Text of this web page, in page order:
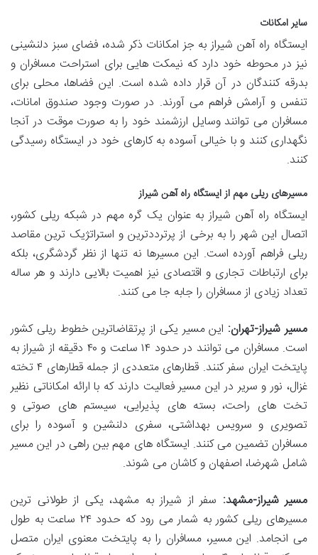
سایر امکانات
ایستگاه راه آهن شیراز به جز امکانات ذکر شده، فضای سبز دلنشینی
نیز در محوطه خود دارد که نیمکت هایی برای استراحت مسافران و
بدرقه کنندگان در آن قرار داده شده است. این فضاها، محلی برای
تنفس و آرامش فراهم می آورند. در صورت وجود صندوق امانات،
مسافران می توانند وسایل ارزشمند خود را به صورت موقت در آنجا
نگهداری کنند و با خیالی آسوده به کارهای خود در ایستگاه رسیدگی
کنند.
مسیرهای ریلی مهم از ایستگاه راه آهن شیراز
ایستگاه راه آهن شیراز به عنوان یک گره مهم در شبکه ریلی کشور،
اتصال این شهر را به برخی از پرترددترین و استراتژیک ترین مقاصد
ریلی فراهم آورده است. این مسیرها نه تنها از نظر گردشگری، بلکه
برای ارتباطات تجاری و اقتصادی نیز اهمیت بالایی دارند و هر ساله
تعداد زیادی از مسافران را جابه جا می کنند.
مسیر شیراز-تهران: این مسیر یکی از پرتقاضاترین خطوط ریلی کشور
است. مسافران می توانند در حدود ۱۴ ساعت و ۴۰ دقیقه از شیراز به
پایتخت ایران سفر کنند. قطارهای متعددی از جمله قطارهای ۴ تخته
غزال، نور و سریر در این مسیر فعالیت دارند که با ارائه امکاناتی نظیر
تخت های راحت، بسته های پذیرایی، سیستم های صوتی و
تصویری و سرویس بهداشتی، سفری دلنشین و آسوده را برای
مسافران تضمین می کنند. ایستگاه های مهم بین راهی در این مسیر
شامل شهرضا، اصفهان و کاشان می شوند.
مسیر شیراز-مشهد: سفر از شیراز به مشهد، یکی از طولانی ترین
مسیرهای ریلی کشور به شمار می رود که حدود ۲۴ ساعت به طول
می انجامد. این مسیر، مسافران را به پایتخت معنوی ایران متصل